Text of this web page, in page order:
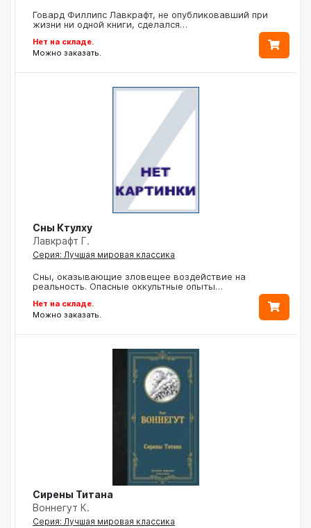
Говард Филлипс Лавкрафт, не опубликовавший при
жизни ни одной книги, сделался…
Нет на складе.
Можно заказать.
Сны Ктулху
Лавкрафт Г.
Серия: Лучшая мировая классика
Сны, оказывающие зловещее воздействие на
реальность. Опасные оккультные опыты…
Нет на складе.
Можно заказать.
Сирены Титана
Воннегут К.
Серия: Лучшая мировая классика